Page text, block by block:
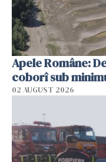
Apele Române:
coborî sub
02 AUGUST 2026